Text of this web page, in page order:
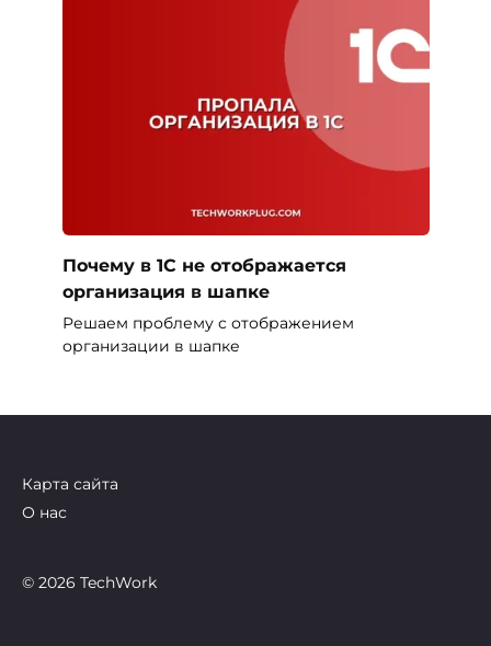
Почему в 1С не отображается
организация в шапке
Решаем проблему с отображением
организации в шапке
Карта сайта
О нас
© 2026 TechWork